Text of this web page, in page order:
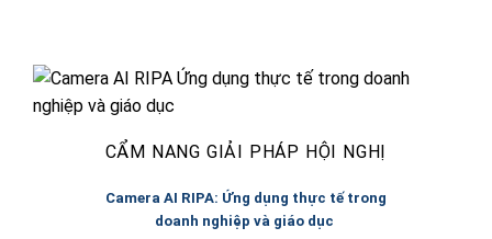
CẨM NANG GIẢI PHÁP HỘI NGHỊ
Camera AI RIPA: Ứng dụng thực tế trong
doanh nghiệp và giáo dục